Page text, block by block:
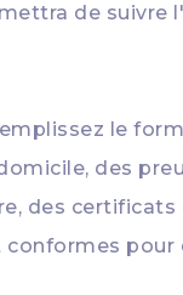
de
le
des
des
pour